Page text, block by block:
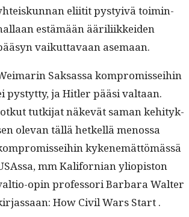
eli­itit pystyivä toimin­
estämään äärili­ikkei­den
vaikut­tavaan asemaan.
Sak­sas­sa kom­pro­mis­sei­hin
pystyt­ty, ja Hitler pääsi val­taan.
tutk­i­jat näkevät saman kehi­tyk­
ole­van täl­lä het­kel­lä menos­sa
kyken­emät­tömässä
mm Kali­forn­ian yliopis­ton
opin pro­fes­sori Bar­bara Wal­ter
How Civ­il Wars Start .